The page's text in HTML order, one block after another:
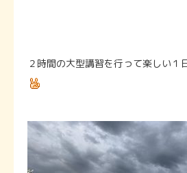
２時間の大型講習を行って楽しい１